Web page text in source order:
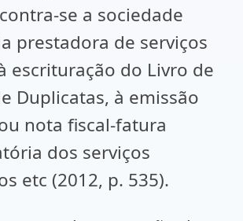
se a sociedade
prestadora de serviços
escrituração do Livro de
Duplicatas, à emissão
nota fiscal-fatura
dos serviços
etc (2012, p. 535).